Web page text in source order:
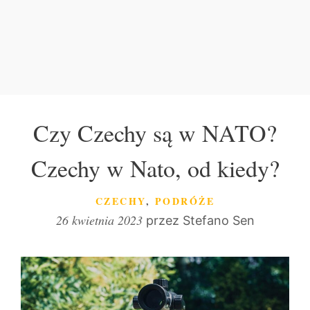
Czy Czechy są w NATO?
Czechy w Nato, od kiedy?
KATEGORIE
CZECHY, PODRÓŻE
26 kwietnia 2023 przez Stefano Sen